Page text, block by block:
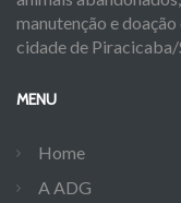
manutenção e
cidade de Piracicaba/
MENU
Home
A ADG